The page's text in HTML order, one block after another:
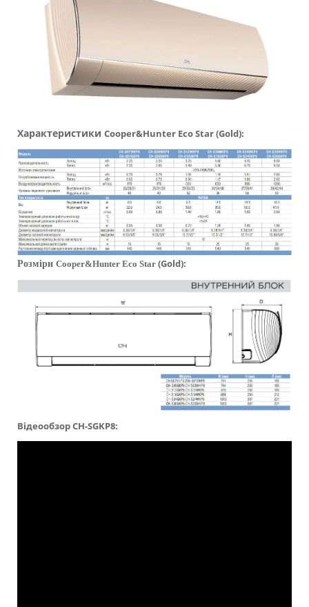
Характеристики Cooper&Hunter Eco Star (Gold):
Розміри Cooper&Hunter Eco Star (Gold):
Відеообзор CH-SGKP8: